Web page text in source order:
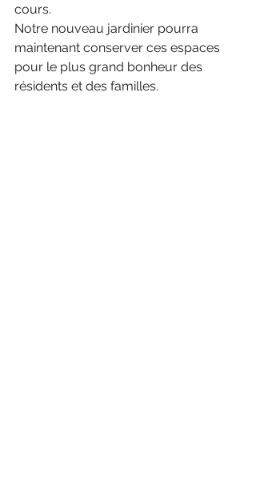
cours.
Notre nouveau jardinier pourra
maintenant conserver ces espaces
pour le plus grand bonheur des
résidents et des familles.